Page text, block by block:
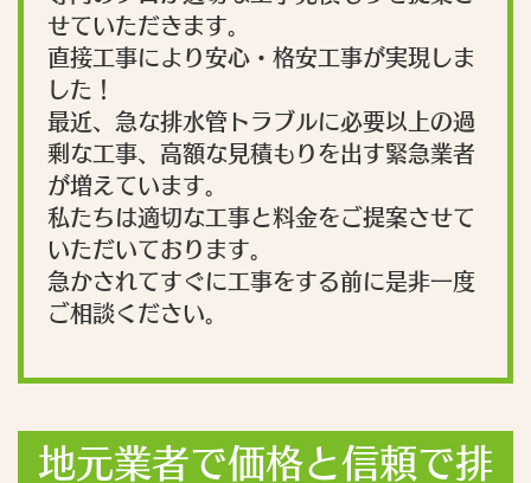
せていただきます。
直接工事により安心・格安工事が実現しま
した！
最近、急な排水管トラブルに必要以上の過
剰な工事、高額な見積もりを出す緊急業者
が増えています。
私たちは適切な工事と料金をご提案させて
いただいております。
急かされてすぐに工事をする前に是非一度
ご相談ください。
地元業者で価格と信頼で排